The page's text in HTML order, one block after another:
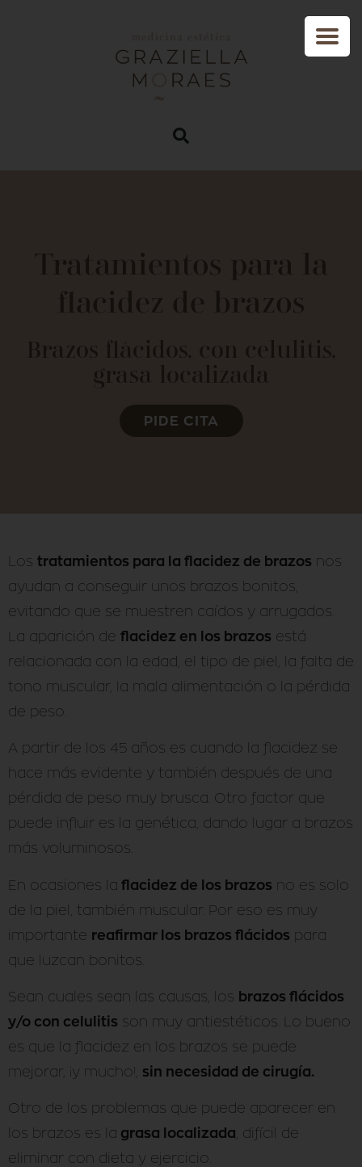
PIDE CITA
Los tratamientos para la flacidez de brazos nos
ayudan a conseguir unos brazos bonitos,
evitando que se muestren caídos y arrugados.
La aparición de flacidez en los brazos está
relacionada con la edad, el tipo de piel, la falta de
tono muscular, la mala alimentación o la pérdida
de peso.
A partir de los 45 años es cuando la flacidez se
hace más evidente y también después de una
pérdida de peso muy brusca. Otro factor que
puede influir es la genética, dando lugar a brazos
más voluminosos.
En ocasiones la flacidez de los brazos no es solo
de la piel, también muscular. Por eso es muy
importante reafirmar los brazos flácidos para
que luzcan bonitos.
Sean cuales sean las causas, los brazos flácidos
y/o con celulitis son muy antiestéticos. Lo bueno
es que la flacidez en los brazos se puede
mejorar, ¡y mucho!, sin necesidad de cirugía.
Otro de los problemas que puede aparecer en
los brazos es la grasa localizada , difícil de
eliminar con dieta y ejercicio.